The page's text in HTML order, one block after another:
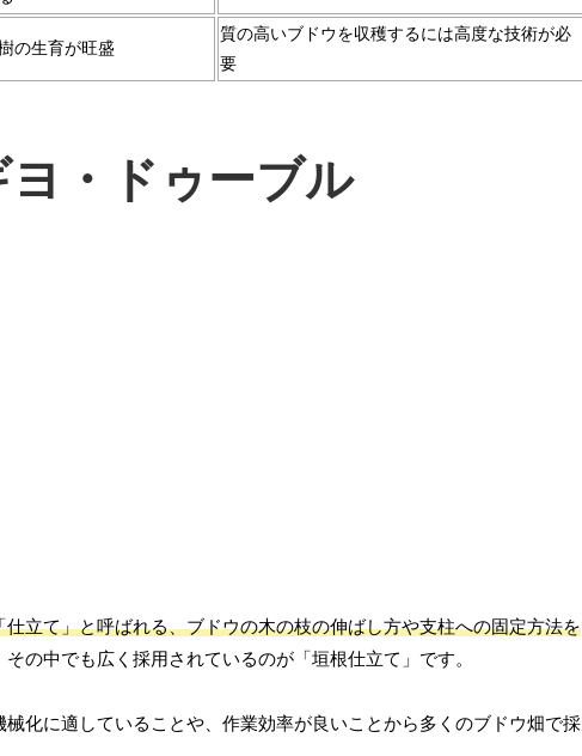
の生育が旺盛
質の高いブドウを収穫するには高度な技術が必
要
・ドゥーブル
仕立て」と呼ばれる、ブドウの木の枝の伸ばし方や支柱への固定方法を
の中でも広く採用されているのが「垣根仕立て」です。
化に適していることや、作業効率が良いことから多くのブドウ畑で採